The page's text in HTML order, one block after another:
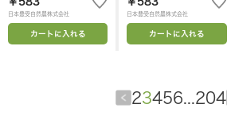
日本豊受自然農株式会社
カートに入れる
日本豊受自然農株式会社
カートに入れる
23456 204